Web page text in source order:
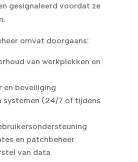
gesignaleerd voordat ze
omvat doorgaans:
van werkplekken en
en beveiliging
systemen (24/7 of tijdens
en patchbeheer
van data